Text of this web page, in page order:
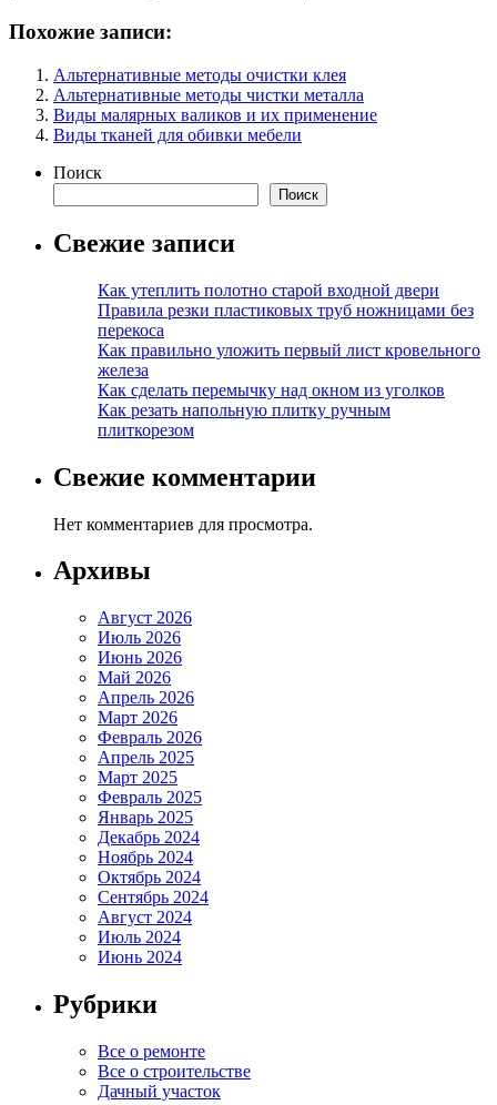
Похожие записи:
Альтернативные методы очистки клея
Альтернативные методы чистки металла
Виды малярных валиков и их применение
Виды тканей для обивки мебели
Поиск
Поиск
Свежие записи
Как утеплить полотно старой входной двери
Правила резки пластиковых труб ножницами без
перекоса
Как правильно уложить первый лист кровельного
железа
Как сделать перемычку над окном из уголков
Как резать напольную плитку ручным
плиткорезом
Свежие комментарии
Нет комментариев для просмотра.
Архивы
Август 2026
Июль 2026
Июнь 2026
Май 2026
Апрель 2026
Март 2026
Февраль 2026
Апрель 2025
Март 2025
Февраль 2025
Январь 2025
Декабрь 2024
Ноябрь 2024
Октябрь 2024
Сентябрь 2024
Август 2024
Июль 2024
Июнь 2024
Рубрики
Все о ремонте
Все о строительстве
Дачный участок